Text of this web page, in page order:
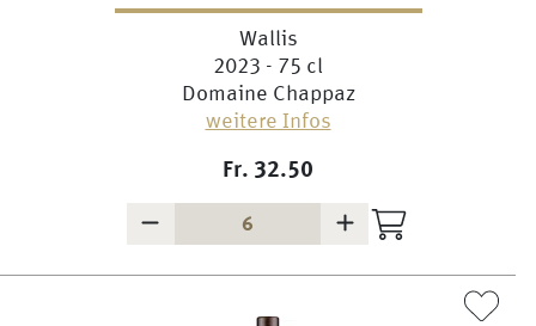
Wallis
2023 - 75 cl
Domaine Chappaz
weitere Infos
Fr. 32.50